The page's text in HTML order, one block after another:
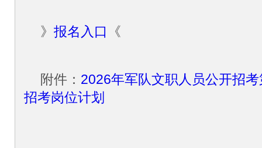
》 报名入口 《
附件： 2026年军队文职人员公开招
招考岗位计划